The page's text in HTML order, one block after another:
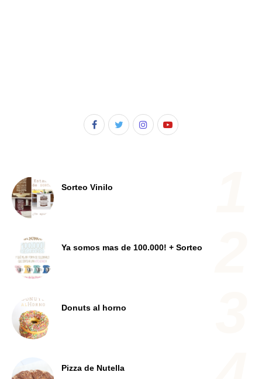
Sorteo Vinilo
Ya somos mas de 100.000! + Sorteo
Donuts al horno
Pizza de Nutella